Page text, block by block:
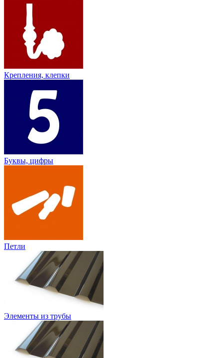
Крепления, клепки
Буквы, цифры
Петли
Элементы из трубы